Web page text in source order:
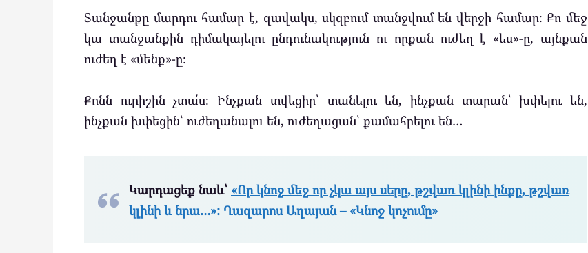
Տանջանքը մարդու համար է, զավակս, սկզբում տանջվում են վերջի համար։ Քո մեջ
կա տանջանքին դիմակայելու ընդունակություն ու որքան ուժեղ է «ես»-ը, այնքան
ուժեղ է «մենք»-ը։
Քոնն ուրիշին չտա՛ս։ Ինչքան տվեցիր՝ տանելու են, ինչքան տարան՝ խփելու են,
ինչքան խփեցին՝ ուժեղանալու են, ուժեղացան՝ քամահրելու են…
Կարդացեք նաև՝ «Որ կնոջ մեջ որ չկա այս սերը, թշվառ կլինի ինքը, թշվառ
կլինի և նրա…»: Ղազարոս Աղայան – «Կնոջ կոչումը»